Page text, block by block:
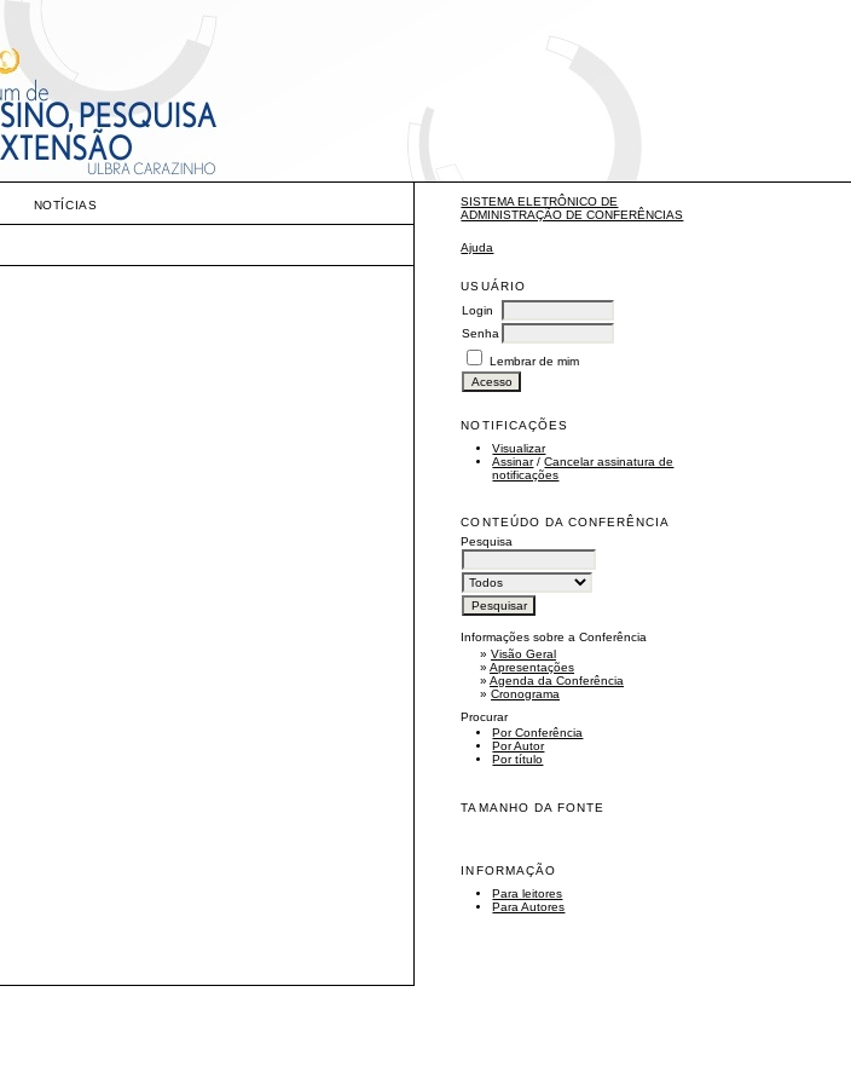
SISTEMA ELETRÔNICO DE
ADMINISTRAÇÃO DE CONFERÊNCIAS
Ajuda
USUÁRIO
Login
Senha
Lembrar de mim
NOTIFICAÇÕES
Visualizar
Assinar/Cancelar assinatura de
notificações
CONTEÚDO DA CONFERÊNCIA
Pesquisa
Informações sobre a Conferência
»Visão Geral
»Apresentações
»Agenda da Conferência
»Cronograma
Procurar
Por Conferência
Por Autor
Por título
TAMANHO DA FONTE
INFORMAÇÃO
Para leitores
Para Autores
NOTÍCIAS